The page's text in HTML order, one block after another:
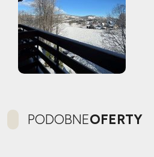
PODOBNEOFERTY